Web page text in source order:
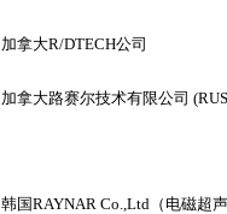
加拿大R/DTECH公司
加拿大路赛尔技术有限公司
韩国RAYNAR Co.,Ltd （电磁超